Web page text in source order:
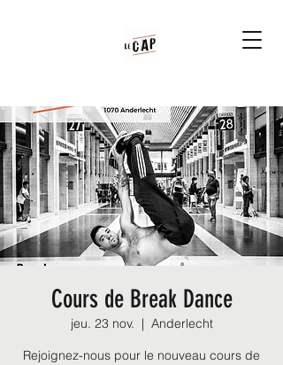
Cours de Break Dance
jeu. 23 nov.
  |
Anderlecht
Rejoignez-nous pour le nouveau cours de